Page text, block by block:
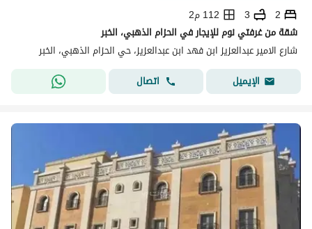
2
3
112 م2
شقة من غرفتي نوم للإيجار في الحزام الذهبي، الخبر
شارع الامير عبدالعزيز ابن فهد ابن عبدالعزيز، حي الحزام الذهبي، الخبر
الإيميل
اتصال